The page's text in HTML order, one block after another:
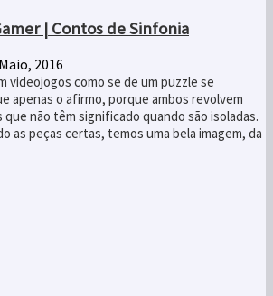
| Contos de Sinfonia
2016
videojogos como se de um puzzle se
apenas o afirmo, porque ambos revolvem
não têm significado quando são isoladas.
as peças certas, temos uma bela imagem, da